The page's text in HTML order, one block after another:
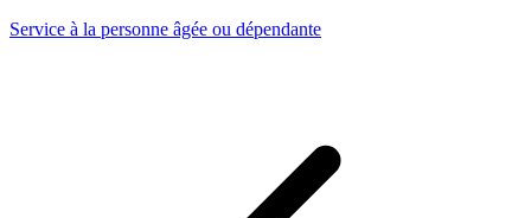
Service à la personne âgée ou dépendante